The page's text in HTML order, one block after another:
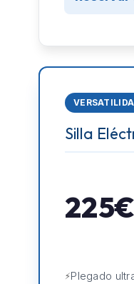
Silla
225€
Plegado